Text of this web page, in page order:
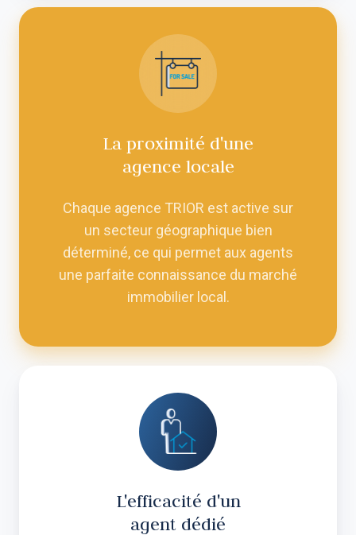
La proximité d'une
agence locale
Chaque agence TRIOR est active sur
un secteur géographique bien
déterminé, ce qui permet aux agents
une parfaite connaissance du marché
immobilier local.
proximité
d'une
agence
locale
L'efficacité d'un
agent dédié